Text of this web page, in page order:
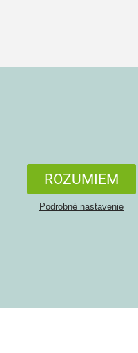
ROZUMIEM
Podrobné nastavenie